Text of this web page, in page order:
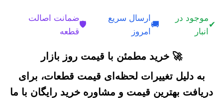
✔
موجود در
انبار
🚚
ارسال سریع
امروز
🛡️
ضمانت اصالت
قطعه
🚀 خرید مطمئن با قیمت روز بازار
به دلیل تغییرات لحظه‌ای قیمت قطعات، برای
دریافت بهترین قیمت و مشاوره خرید رایگان با ما